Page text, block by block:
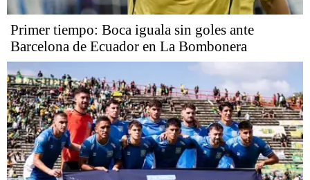
Primer tiempo: Boca iguala sin goles ante
Barcelona de Ecuador en La Bombonera